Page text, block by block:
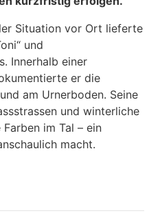
Situation vor Ort lieferte
und
Innerhalb einer
er die
am Urnerboden. Seine
und winterliche
im Tal – ein
macht.